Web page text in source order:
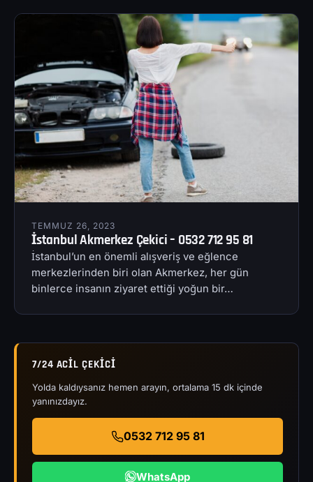
TEMMUZ 26, 2023
İstanbul Akmerkez Çekici – 0532 712 95 81
İstanbul’un en önemli alışveriş ve eğlence
merkezlerinden biri olan Akmerkez, her gün
binlerce insanın ziyaret ettiği yoğun bir…
7/24 ACIL ÇEKICI
Yolda kaldıysanız hemen arayın, ortalama 15 dk içinde
yanınızdayız.
0532 712 95 81
WhatsApp